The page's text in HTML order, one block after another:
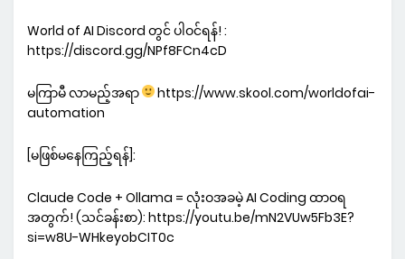
World of AI Discord တွင် ပါဝင်ရန်! :
https://discord.gg/NPf8FCn4cD
မကြာမီ လာမည့်အရာ
https://www.skool.com/worldofai-
automation
[မဖြစ်မနေကြည့်ရန်]:
Claude Code + Ollama = လုံးဝအခမဲ့ AI Coding ထာဝရ
အတွက်! (သင်ခန်းစာ): https://youtu.be/mN2VUw5Fb3E?
si=w8U-WHkeyobCIT0c